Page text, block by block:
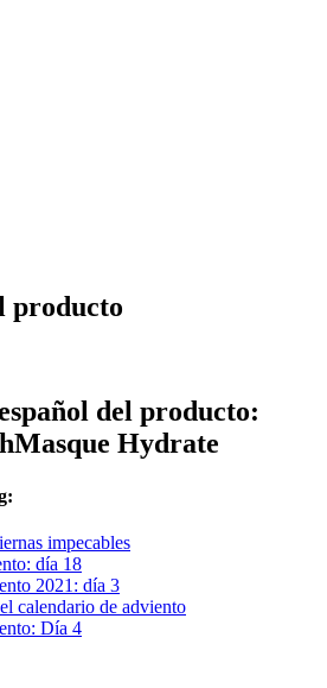
producto
del producto:
Hydrate
impecables
día 18
2021: día 3
calendario de adviento
Día 4